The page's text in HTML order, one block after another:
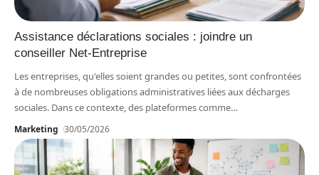
Assistance déclarations sociales : joindre un
conseiller Net-Entreprise
Les entreprises, qu'elles soient grandes ou petites, sont confrontées
à de nombreuses obligations administratives liées aux décharges
sociales. Dans ce contexte, des plateformes comme…
Marketing 30/05/2026